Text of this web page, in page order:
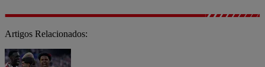
Artigos Relacionados: